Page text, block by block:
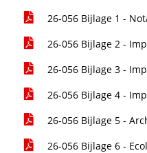
26-056 Bijlage 1 -
26-056 Bijlage 2 -
26-056 Bijlage 3 -
26-056 Bijlage 4 -
26-056 Bijlage 5 -
26-056 Bijlage 6 -